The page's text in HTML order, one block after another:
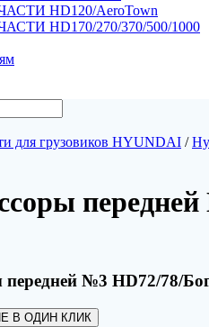
HD120/AeroTown
HD170/270/370/500/1000
для грузовиков HYUNDAI /
передней №3 HD72/78/
В ОДИН КЛИК